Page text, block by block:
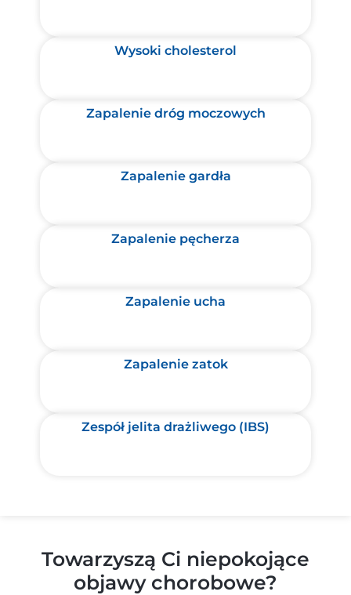
Wysoki cholesterol
Zapalenie dróg moczowych
Zapalenie gardła
Zapalenie pęcherza
Zapalenie ucha
Zapalenie zatok
Zespół jelita drażliwego (IBS)
Towarzyszą Ci niepokojące
objawy chorobowe?